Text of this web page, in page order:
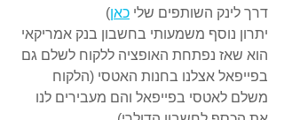
דרך לינק השותפים שלי כאן)
יתרון נוסף משמעותי בחשבון בנק אמריקאי
הוא שאז נפתחת האופציה ללקוח לשלם גם
בפייפאל אצלנו בחנות האטסי (הלקוח
משלם לאטסי בפייפאל והם מעבירים לנו